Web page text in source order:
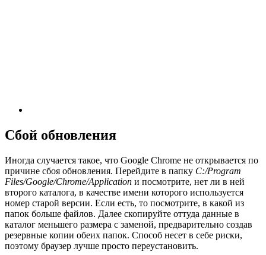
Сбой обновления
Иногда случается такое, что Google Chrome не открывается по
причине сбоя обновления. Перейдите в папку C:/Program
Files/Google/Chrome/Application и посмотрите, нет ли в ней
второго каталога, в качестве имени которого используется
номер старой версии. Если есть, то посмотрите, в какой из
папок больше файлов. Далее скопируйте оттуда данные в
каталог меньшего размера с заменой, предварительно создав
резервные копии обеих папок. Способ несет в себе риски,
поэтому браузер лучше просто переустановить.